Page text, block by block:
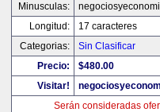
Minusculas:
Longitud:
17 caracteres
Categorias:
Sin Clasificar
Precio:
$480.00
Visitar!
Serán consideradas